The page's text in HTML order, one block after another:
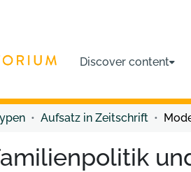
Discover content
Aufsatz in Zeitschrift